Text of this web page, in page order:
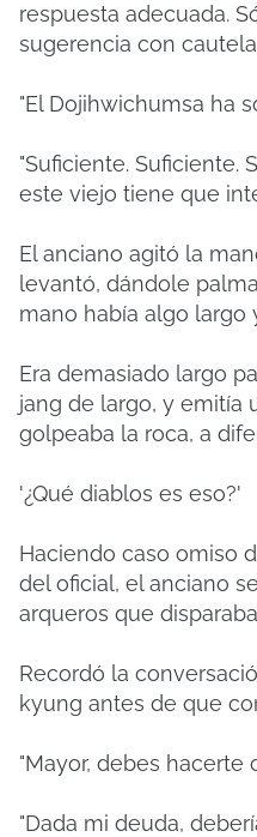
respuesta adecuada.
sugerencia con
"El Dojihwichumsa ha
"Suficiente. Suficiente.
este viejo tiene que
El anciano agitó la
levantó, dándole
mano había algo largo
Era demasiado largo
jang de largo, y emitía
golpeaba la roca, a
'¿Qué diablos es eso?'
Haciendo caso omiso
del oficial, el anciano
arqueros que
Recordó la
kyung antes de que
"Mayor, debes hacerte
"Dada mi deuda,